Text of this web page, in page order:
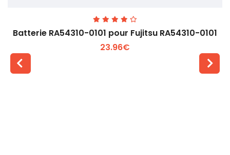
Batterie RA54310-0101 pour Fujitsu RA54310-0101
23.96€